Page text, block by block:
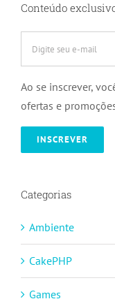
Conteúdo
Ao se inscrever,
ofertas e
Categorias
Ambiente
CakePHP
Games